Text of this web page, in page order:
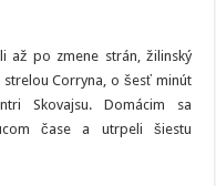
až po zmene strán, žilinský
Corryna, o šesť minút
Skovajsu. Domácim sa
čase a utrpeli šiestu